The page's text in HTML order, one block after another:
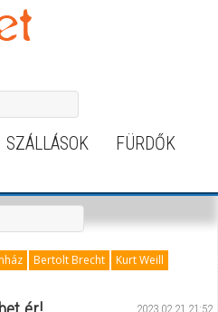
SZÁLLÁSOK
FÜRDŐK
Bertolt Brecht
Kurt Weill
2023.02.21 21:52